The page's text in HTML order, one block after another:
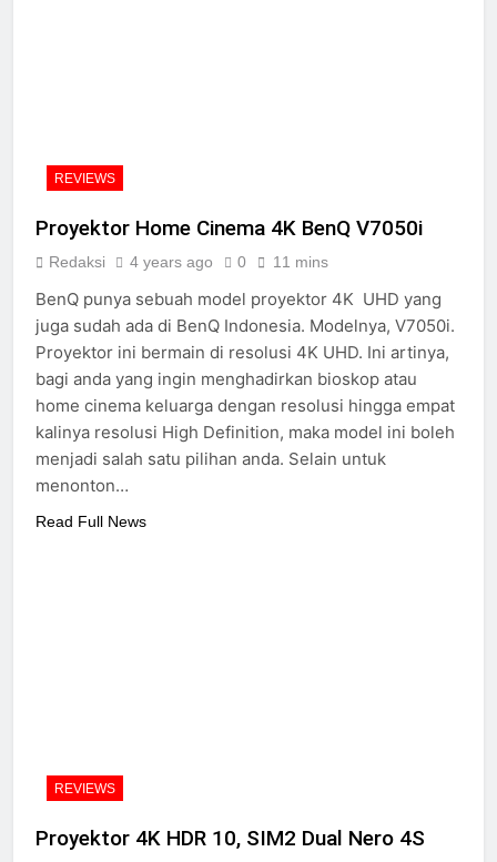
REVIEWS
Proyektor Home Cinema 4K BenQ V7050i
Redaksi 4 years ago 0 11 mins
BenQ punya sebuah model proyektor 4K UHD yang
juga sudah ada di BenQ Indonesia. Modelnya, V7050i.
Proyektor ini bermain di resolusi 4K UHD. Ini artinya,
bagi anda yang ingin menghadirkan bioskop atau
home cinema keluarga dengan resolusi hingga empat
kalinya resolusi High Definition, maka model ini boleh
menjadi salah satu pilihan anda. Selain untuk
menonton…
Read Full News
REVIEWS
Proyektor 4K HDR 10, SIM2 Dual Nero 4S